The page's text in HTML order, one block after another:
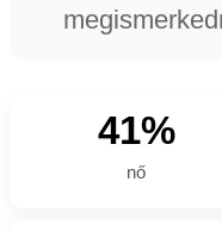
41%
nő